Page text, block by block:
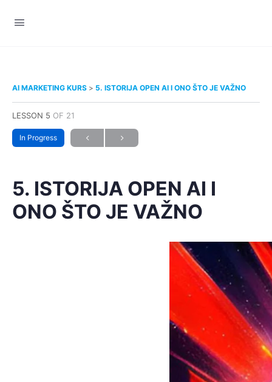
AI MARKETING KURS 5. ISTORIJA OPEN AI I ONO ŠTO JE VAŽNO
LESSON 5 OF 21
In Progress
5. ISTORIJA OPEN AI I
ONO ŠTO JE VAŽNO